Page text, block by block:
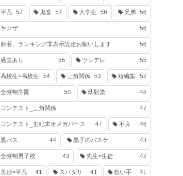
平凡 57 鬼畜 57 大学生 56 兄弟 56
ヤクザ 56
新着、ランキング非表示設定お願いします 56
過去あり 55 ツンデレ 55
高校生×高校生 54 三角関係 53 短編集 52
全寮制学園 50 幼馴染 48
コンテスト_三角関係 47
コンテスト_世紀末オメガバース 47 不良 46
黒バス 44 黒子のバスケ 43
全寮制男子校 43 先生×生徒 42
美形×平凡 41 スパダリ 41 歌い手 41